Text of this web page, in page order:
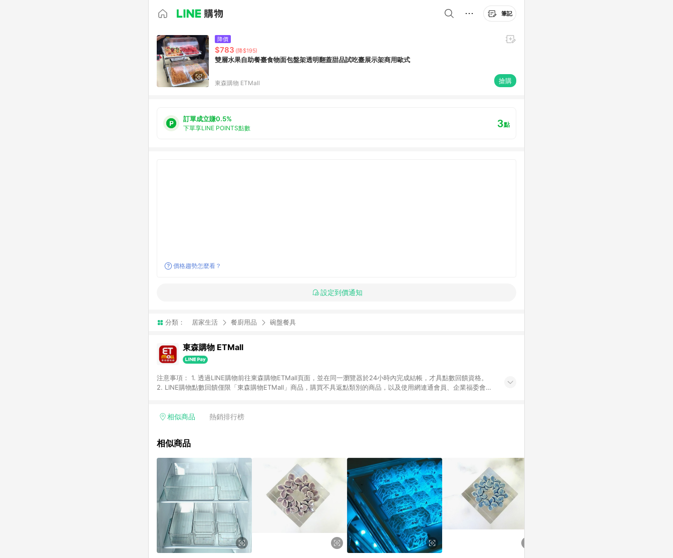
筆記
降價
$783 (降$195)
雙層水果自助餐臺食物面包盤架透明翻蓋甜品試吃臺展示架商用歐式
東森購物 ETMall 搶購
訂單成立賺0.5%
下單享LINE POINTS點數 3點
價格趨勢怎麼看？
設定到價通知
分類： 居家生活 餐廚用品 碗盤餐具
東森購物 ETMall
注意事項： 1. 透過LINE購物前往東森購物ETMall頁面，並在同一瀏覽器於24小時內完成結帳，才具點數回饋資格。
2. LINE購物點數回饋僅限「東森購物ETMall」商品，購買不具返點類別的商品，以及使用網連通會員、企業福委會員
「草莓網」全館商品。 4. 如取消訂單、退貨、退款或購物中登出東森購物ETMall，將無法獲得點數回饋。 5. 點數回
面顯示為準。 7. LINE購物設有「單一商品最高回饋點數」機制(特殊活動時開放「回饋無上限」)，以同一訂單中同一
品資料更新會有時間差，如顯示之商品規格、顏色、價位、贈品與東森購物ETMall銷售網頁不符，以銷售網頁標示為
準。 9. 若有贈點爭議，請務必於訂單日期+180天以內至LINE購物客服洽詢；若超過180天(含)以上進行申訴，恕無法
贈點回饋。 10. 部分點數紅包僅限指定商品使用，或不適用於無回饋商品。各點數紅包之適用商品與使用條件請依點數
紅包頁面規則為準。
相似商品 熱銷排行榜
相似商品